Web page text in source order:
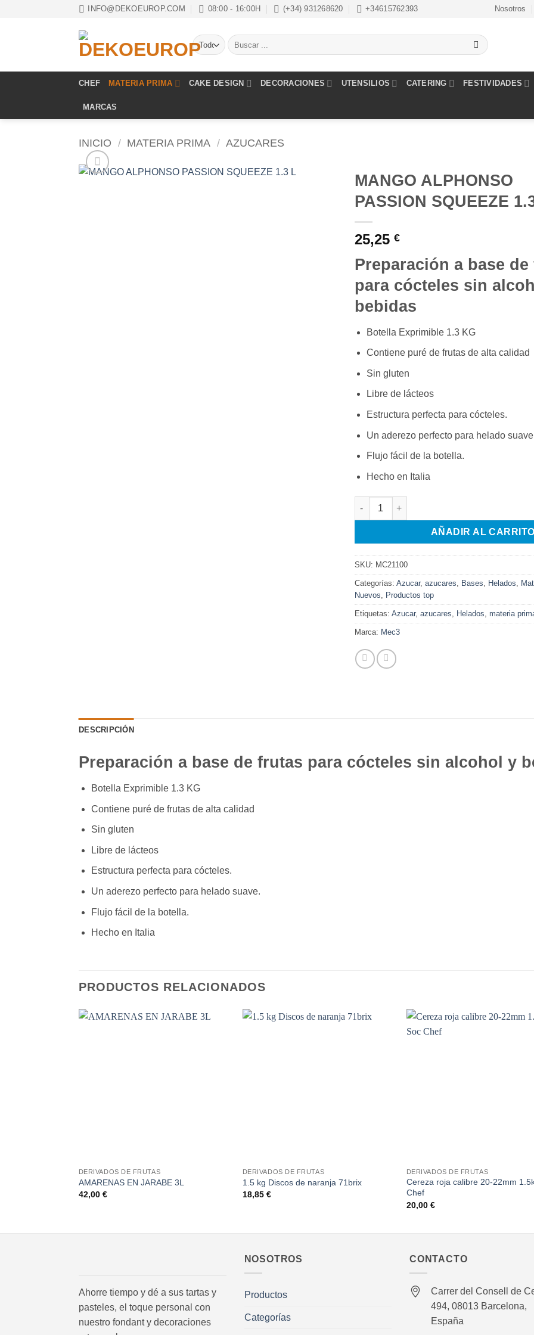
INFO@DEKOEUROP.COM 08:00 - 16:00H (+34) 931268620 +34615762393 Nosotros
Buscar
por:
CHEF MATERIA PRIMA CAKE DESIGN DECORACIONES UTENSILIOS CATERING FESTIVIDADES
MARCAS
INICIO / MATERIA PRIMA / AZUCARES
MANGO ALPHONSO
PASSION SQUEEZE
25,25 €
Preparación a base
para cócteles sin
bebidas
Botella Exprimible 1.3 KG
Contiene puré de frutas de alta calidad
Sin gluten
Libre de lácteos
Estructura perfecta para cócteles.
Un aderezo perfecto para helado
Flujo fácil de la botella.
Hecho en Italia
MANGO ALPHONSO PASSION SQUEEZE 1.3
AÑADIR AL CARRITO
SKU: MC21100
Categorías: Azucar, azucares, Bases, Helados,
Nuevos, Productos top
Etiquetas: Azucar, azucares, Helados, materia
Marca: Mec3
DESCRIPCIÓN
Preparación a base de frutas para cócteles sin alcohol y
Botella Exprimible 1.3 KG
Contiene puré de frutas de alta calidad
Sin gluten
Libre de lácteos
Estructura perfecta para cócteles.
Un aderezo perfecto para helado suave.
Flujo fácil de la botella.
Hecho en Italia
PRODUCTOS RELACIONADOS
DERIVADOS DE FRUTAS
AMARENAS EN JARABE 3L
42,00 €
DERIVADOS DE FRUTAS
1.5 kg Discos de naranja 71brix
18,85 €
DERIVADOS DE FRUTAS
Cereza roja calibre 20-22mm
Chef
20,00 €
Ahorre tiempo y dé a sus tartas y
pasteles, el toque personal con
nuestro fondant y decoraciones
NOSOTROS
Productos
Categorías
CONTACTO
Carrer del Consell de
494, 08013 Barcelona,
España